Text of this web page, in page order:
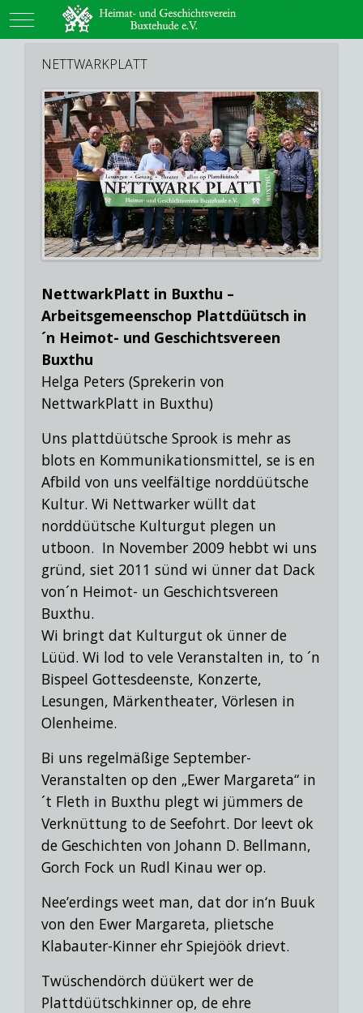
Mobile Menu Toggle
NETTWARKPLATT
NettwarkPlatt in Buxthu –
Arbeitsgemeenschop Plattdüütsch in
´n Heimot- und Geschichtsvereen
Buxthu
Helga Peters (Sprekerin von
NettwarkPlatt in Buxthu)
Uns plattdüütsche Sprook is mehr as
blots en Kommunikationsmittel, se is en
Afbild von uns veelfältige norddüütsche
Kultur. Wi Nettwarker wüllt dat
norddüütsche Kulturgut plegen un
utboon. In November 2009 hebbt wi uns
gründ, siet 2011 sünd wi ünner dat Dack
von´n Heimot- un Geschichtsvereen
Buxthu.
Wi bringt dat Kulturgut ok ünner de
Lüüd. Wi lod to vele Veranstalten in, to ´n
Bispeel Gottesdeenste, Konzerte,
Lesungen, Märkentheater, Vörlesen in
Olenheime.
Bi uns regelmäßige September-
Veranstalten op den „Ewer Margareta“ in
´t Fleth in Buxthu plegt wi jümmers de
Verknüttung to de Seefohrt. Dor leevt ok
de Geschichten von Johann D. Bellmann,
Gorch Fock un Rudl Kinau wer op.
Nee’erdings weet man, dat dor in‘n Buuk
von den Ewer Margareta, plietsche
Klabauter-Kinner ehr Spiejöök drievt.
Twüschendörch düükert wer de
Plattdüütschkinner op, de ehre